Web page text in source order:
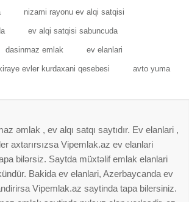
nizami rayonu ev alqi satqisi
ev alqi satqisi sabuncuda
dasinmaz emlak ev elanlari
kiraye evler kurdaxani qesebesi avto yuma
əmlak , ev alqı satqı saytıdır. Ev elanlari ,
axtarırsızsa Vipemlak.az ev elanlari
bilərsiz. Saytda müxtəlif emlak elanlari
Bakida ev elanlari, Azerbaycanda ev
Vipemlak.az saytinda tapa bilersiniz.